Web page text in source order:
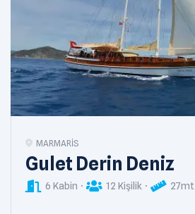
MARMARIS
Gulet Derin Deniz
6 Kabin 12 Kişilik 27mt